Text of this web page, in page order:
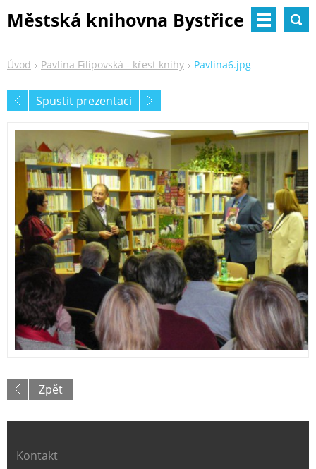
Městská knihovna Bystřice
Úvod Pavlína Filipovská - křest knihy Pavlina6.jpg
Spustit prezentaci
Zpět
Kontakt